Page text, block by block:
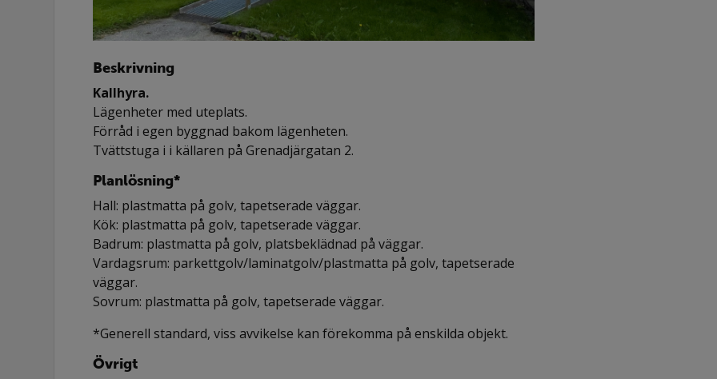
Beskrivning
Kallhyra.
Lägenheter med uteplats.
Förråd i egen byggnad bakom lägenheten.
Tvättstuga i i källaren på Grenadjärgatan 2.
Planlösning*
Hall: plastmatta på golv, tapetserade väggar.
Kök: plastmatta på golv, tapetserade väggar.
Badrum: plastmatta på golv, platsbeklädnad på väggar.
Vardagsrum: parkettgolv/laminatgolv/plastmatta på golv, tapetserade
väggar.
Sovrum: plastmatta på golv, tapetserade väggar.
*Generell standard, viss avvikelse kan förekomma på enskilda objekt.
Övrigt